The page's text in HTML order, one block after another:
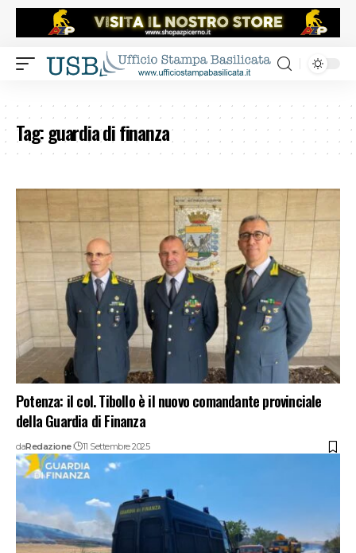
Tag:guardia di finanza
Potenza: il col. Tibollo è il nuovo comandante provinciale
della Guardia di Finanza
daRedazione 11 Settembre 2025